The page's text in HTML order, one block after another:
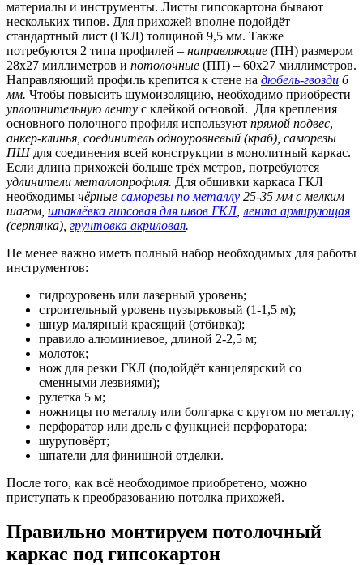
материалы и инструменты. Листы гипсокартона бывают
нескольких типов. Для прихожей вполне подойдёт
стандартный лист (ГКЛ) толщиной 9,5 мм. Также
потребуются 2 типа профилей – направляющие (ПН) размером
28х27 миллиметров и потолочные (ПП) – 60х27 миллиметров.
Направляющий профиль крепится к стене на дюбель-гвозди 6
мм. Чтобы повысить шумоизоляцию, необходимо приобрести
уплотнительную ленту с клейкой основой. Для крепления
основного полочного профиля используют прямой подвес,
анкер-клинья, соединитель одноуровневый (краб), саморезы
ПШ для соединения всей конструкции в монолитный каркас.
Если длина прихожей больше трёх метров, потребуются
удлинители металлопрофиля. Для обшивки каркаса ГКЛ
необходимы чёрные саморезы по металлу 25-35 мм с мелким
шагом, шпаклёвка гипсовая для швов ГКЛ, лента армирующая
(серпянка), грунтовка акриловая.
Не менее важно иметь полный набор необходимых для работы
инструментов:
гидроуровень или лазерный уровень;
строительный уровень пузырьковый (1-1,5 м);
шнур малярный красящий (отбивка);
правило алюминиевое, длиной 2-2,5 м;
молоток;
нож для резки ГКЛ (подойдёт канцелярский со
сменными лезвиями);
рулетка 5 м;
ножницы по металлу или болгарка с кругом по металлу;
перфоратор или дрель с функцией перфоратора;
шуруповёрт;
шпатели для финишной отделки.
После того, как всё необходимое приобретено, можно
приступать к преобразованию потолка прихожей.
Правильно монтируем потолочный
каркас под гипсокартон